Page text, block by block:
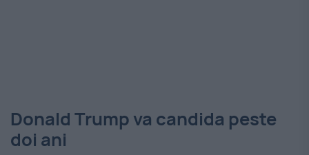
Donald Trump va candida peste
doi ani